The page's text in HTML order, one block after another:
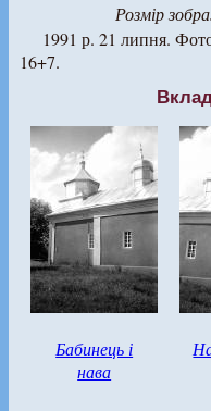
Розмір
1991 р. 21 липня.
16+7.
Бабинець і
нава